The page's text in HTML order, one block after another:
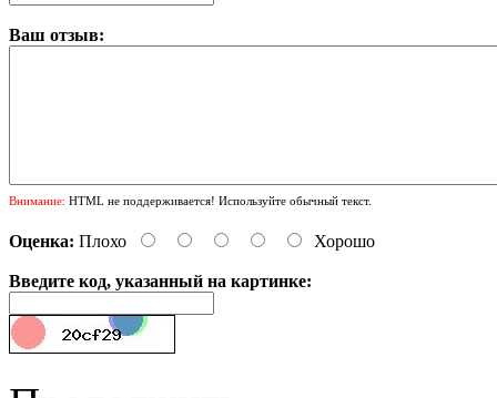
Ваш отзыв:
Внимание: HTML не поддерживается! Используйте обычный текст.
Оценка: Плохо Хорошо
Введите код, указанный на картинке: